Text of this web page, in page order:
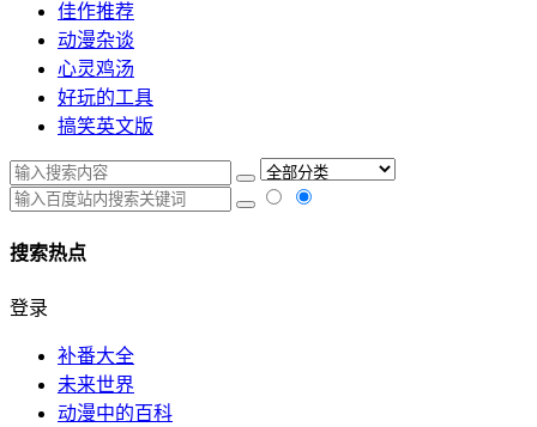
佳作推荐
动漫杂谈
心灵鸡汤
好玩的工具
搞笑英文版
搜索热点
登录
补番大全
未来世界
动漫中的百科